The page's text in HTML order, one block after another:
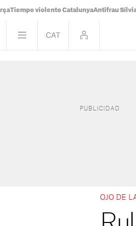
Tiempo violento CatalunyaAntifrau
OJO DE